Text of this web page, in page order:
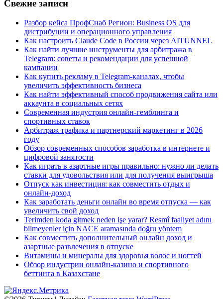
Свежие записи
Разбор кейса ПрофСнаб Регион: Business OS для
дистрибуции и операционного управления
Как настроить Claude Code в России через AITUNNEL
Как найти лучшие инструменты для арбитража в
Telegram: советы и рекомендации для успешной
кампании
Как купить рекламу в Telegram-каналах, чтобы
увеличить эффективность бизнеса
Как найти эффективный способ продвижения сайта или
аккаунта в социальных сетях
Современная индустрия онлайн-гемблинга и
спортивных ставок
Арбитраж трафика и партнерский маркетинг в 2026
году
Обзор современных способов заработка в интернете и
цифровой занятости
Как играть в азартные игры правильно: нужно ли делать
ставки для удовольствия или для получения выигрыша
Отпуск как инвестиция: как совместить отдых и
онлайн-доход
Как заработать деньги онлайн во время отпуска — как
увеличить свой доход
Terimden koda gitmek neden işe yarar? Resmî faaliyet adını
bilmeyenler için NACE aramasında doğru yöntem
Как совместить дополнительный онлайн доход и
азартные развлечения в отпуске
Витамины и минералы для здоровья волос и ногтей
Обзор индустрии онлайн-казино и спортивного
беттинга в Казахстане